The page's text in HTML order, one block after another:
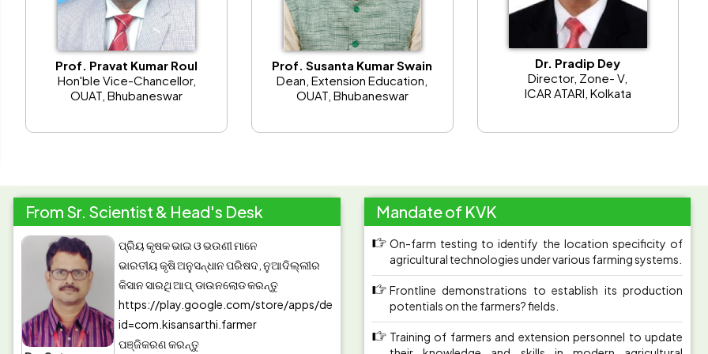
ସହଭାଗୀ ଧାନ -47, ସହଭାଗୀ ଧାନ -44, ସ୍ଵର୍ଣ ଶ୍ରେୟା ଇତ୍ୟାଦି
------------------------
ରଜନୀଗନ୍ଧା ଫେବୃଆରୀ ରୁ ମେ ମାସ ପର୍ଯ୍ୟନ୍ତ ଲଗା ଯାଏ | ତେଣୁ
ରଜତ ରେଖା, ଅରକ ପ୍ରଜ୍ୱଳ, କଲକାତା ସିଙ୍ଗଲ, କଲକାତା
------------------------
କୁକୁଡ଼ା ମାନଙ୍କର ରାଣୀଖେତ ରୋଗର ପ୍ରତିଷେଧକ କରିବା ପାଇଁ
------------------------
ବର୍ତମାନ ସମୟରେ ମୁଗ ବିରି ରେ ଫ୍ଲି ବିଟିଲ ଲାଗିବାର ସମ୍ଭାବନା
ରହିଛି | ଏହାର ନିରାକରଣ ପାଇଁ କ୍ଲୋରୋପାଇରିଫସ 20% ଇସି +
cypermethrin 5% ଏକ @ 1 ମିଲି triazophos 40% EC @
2 ମିଲି ପ୍ରତି ଲିଟର ପାଣିରେ ମିଶାଇ ସିଞ୍ଚନ କରନ୍ତୁ |
Prof. Pravat Kumar Roul
Hon'ble Vice-Chancellor,
OUAT, Bhubaneswar
Prof. Susanta Kumar Swain
Dean, Extension Education,
OUAT, Bhubaneswar
Dr. Pradip Dey
Director, Zone- V,
ICAR ATARI, Kolkata
From Sr. Scientist & Head's Desk
ପ୍ରିୟ କୃଷକ ଭାଇ ଓ ଭଉଣୀ ମାନେ
ଭାରତୀୟ କୃଷି ଅନୁସନ୍ଧାନ ପରିଷଦ, ନୁଆଦିଲ୍ଲୀର
କିସାନ ସାରଥି ଆପ୍ ଡାଉନଲୋଡ କରନ୍ତୁ
https://play.google.com/store/apps/details?
id=com.kisansarthi.farmer
ପଞ୍ଜିକରଣ କରନ୍ତୁ
Mandate of KVK
On-farm testing to identify the location specificity of
agricultural technologies under various farming systems.
Frontline demonstrations to establish its production
potentials on the farmers? fields.
Training of farmers and extension personnel to update